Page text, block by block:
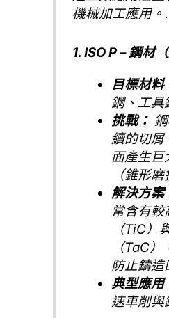
機械加工應用。.
1. ISO P – 鋼材
目標材料
鋼、工具
挑戰：
續的切屑
面產生巨
（錐形
解決方案
常含有
（TiC）
（TaC
防止鑄造
典型應用
速車削與